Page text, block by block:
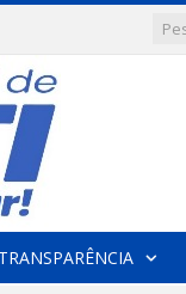
TRANSPARÊNCIA